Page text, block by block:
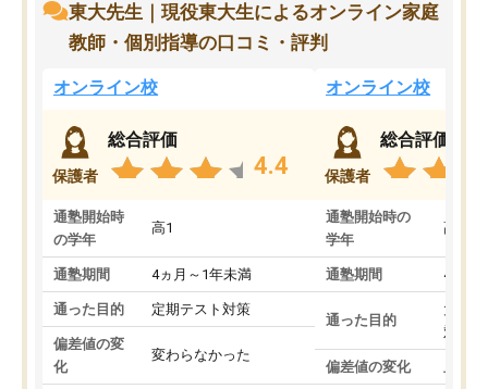
東大先生｜現役東大生によるオンライン家庭
教師・個別指導の口コミ・評判
オンライン校
保護者
総合評価
4.4
通塾開始時
の学年
高1
通塾期間 4ヵ月～1年未満
通った目的 定期テスト対策
偏差値の変
化
変わらなかった
オンライン校
保護者
総合評価
通塾開始時の
学年
高3
通塾期間 4ヵ月
通った目的
大学
対策
偏差値の変化 上が